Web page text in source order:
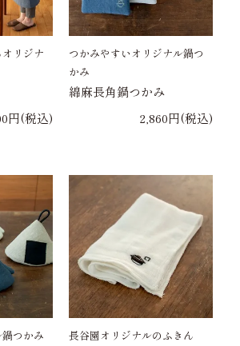
リジナ
円(税込)
つかみやすいオリジナル鍋つ
かみ
綿麻長角鍋つかみ
2,860円(税込)
つかみ 長谷園オリジナルのふきん